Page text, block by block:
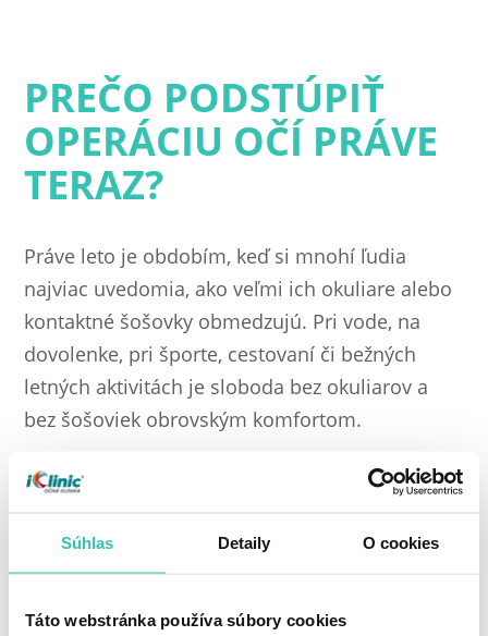
Súhlas Detaily O cookies
Táto webstránka používa súbory cookies
PREČO PODSTÚPIŤ
OPERÁCIU OČÍ PRÁVE
TERAZ?
Práve leto je obdobím, keď si mnohí ľudia
najviac uvedomia, ako veľmi ich okuliare alebo
kontaktné šošovky obmedzujú. Pri vode, na
dovolenke, pri športe, cestovaní či bežných
letných aktivitách je sloboda bez okuliarov a
bez šošoviek obrovským komfortom.
Mnohí pacienti majú počas leta viac priestoru
zotavenie. Výsledok operácie potom môžu
začať využívať prakticky okamžite – ešte počas
aktuálnej sezóny, nie až niekedy v budúcnosti.